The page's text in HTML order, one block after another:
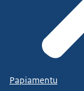
Papiamentu